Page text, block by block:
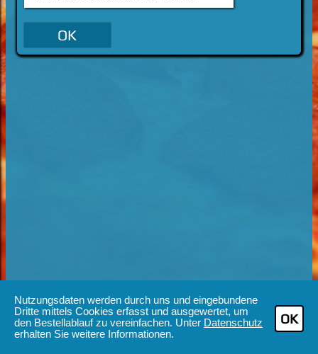
Nutzungsdaten werden durch uns und eingebundene
Dritte mittels Cookies erfasst und ausgewertet, um
den Bestellablauf zu vereinfachen. Unter Datenschutz
erhalten Sie weitere Informationen.
OK